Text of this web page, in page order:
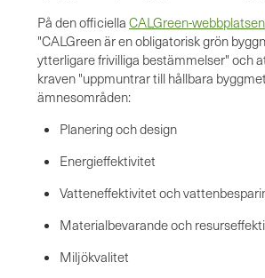
På den officiella CALGreen-webbplatsen
"CALGreen är en obligatorisk grön
ytterligare frivilliga bestämmelser" och
kraven "uppmuntrar till hållbara
ämnesområden:
Planering och design
Energieffektivitet
Vatteneffektivitet och
Materialbevarande och
Miljökvalitet